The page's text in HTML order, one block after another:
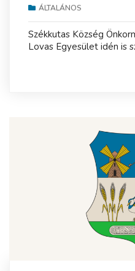
ÁLTALÁNOS
Székkutas Község
Lovas Egyesület idén is